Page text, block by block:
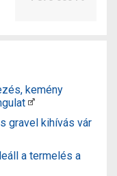
kemény
gravel kihívás vár
a termelés a